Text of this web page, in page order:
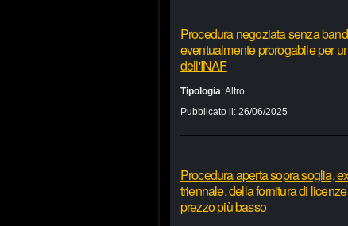
Procedura negoziata senza
eventualmente prorogabile per
dell'INAF
Tipologia:Altro
Pubblicato il: 26/06/2025
Procedura aperta sopra soglia,
triennale, della fornitura di
prezzo più basso